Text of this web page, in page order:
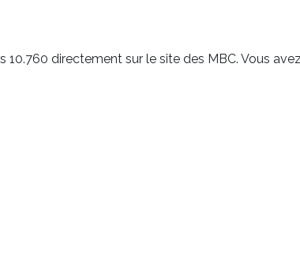
directement sur le site des MBC. Vous